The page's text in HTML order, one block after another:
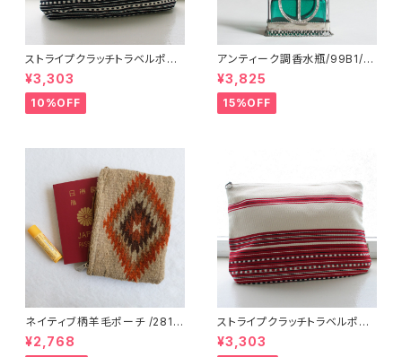
ストライプクラッチトラベルポー
チ/ L /147/Blue/ HUNGARY
ハンガリー
¥3,303
10%OFF
アンティーク調香水瓶/99B1/M
OROCCO モロッコ
¥3,825
15%OFF
ネイティブ柄羊毛ポーチ /281f/
MEXICO メキシコ
¥2,768
ストライプクラッチトラベルポー
チ / L /147/Red/ HUNGARY
ハンガリー
¥3,303